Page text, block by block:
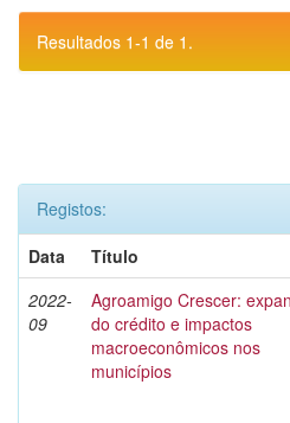
Resultados 1-1 de 1.
Registos:
Data
Título
2022-
09
Agroamigo Crescer:
do crédito e impactos
macroeconômicos nos
municípios